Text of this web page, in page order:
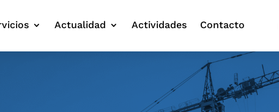
Actualidad Actividades Contacto